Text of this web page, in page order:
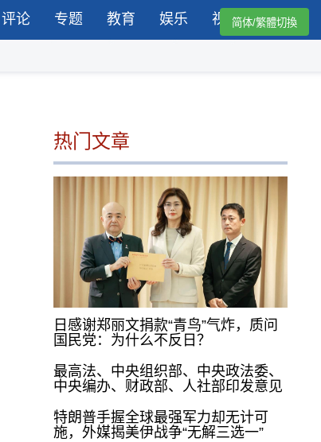
评论 专题 教育 娱乐 视频简体/繁體切換
热门文章
日感谢郑丽文捐款“青鸟”气炸，质问
国民党：为什么不反日？
最高法、中央组织部、中央政法委、
中央编办、财政部、人社部印发意见
特朗普手握全球最强军力却无计可
施，外媒揭美伊战争“无解三选一”